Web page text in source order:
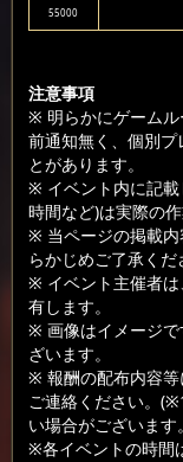
55000
注意事項
※ 明らかにゲームル
前通知無く、個別プ
とがあります。
※ イベント内に記載
時間など)は実際の
※ 当ページの掲載内
らかじめご了承くだ
※ イベント主催者は
有します。
※ 画像はイメージで
ざいます。
※ 報酬の配布内容等
ご連絡ください。
い場合がございま
※各イベントの時間